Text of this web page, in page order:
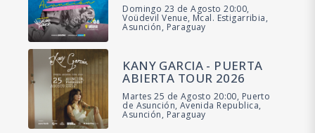
Domingo 23 de Agosto 20:00,
Voüdevil Venue, Mcal. Estigarribia,
Asunción, Paraguay
KANY GARCIA - PUERTA
ABIERTA TOUR 2026
Martes 25 de Agosto 20:00, Puerto
de Asunción, Avenida Republica,
Asunción, Paraguay